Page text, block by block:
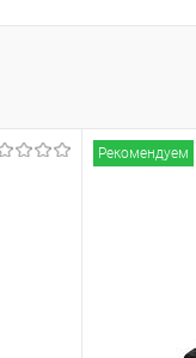
Рекомендуем